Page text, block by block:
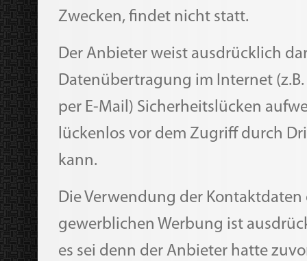
Zwecken, findet nicht statt.
Der Anbieter weist ausdrücklich
Datenübertragung im Internet
per E-Mail) Sicherheitslücken
lückenlos vor dem Zugriff durch
kann.
Die Verwendung der Kontaktdaten
gewerblichen Werbung ist
es sei denn der Anbieter hatte